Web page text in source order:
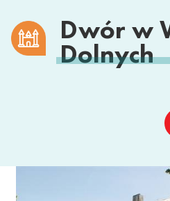
Dwór w
Dolnych